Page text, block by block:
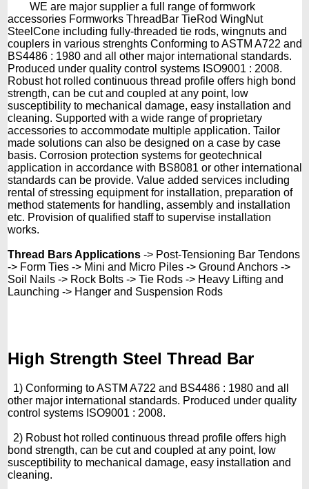
WE are major supplier a full range of formwork
accessories Formworks ThreadBar TieRod WingNut
SteelCone including fully-threaded tie rods, wingnuts and
couplers in various strenghts Conforming to ASTM A722 and
BS4486 : 1980 and all other major international standards.
Produced under quality control systems ISO9001 : 2008.
Robust hot rolled continuous thread profile offers high bond
strength, can be cut and coupled at any point, low
susceptibility to mechanical damage, easy installation and
cleaning. Supported with a wide range of proprietary
accessories to accommodate multiple application. Tailor
made solutions can also be designed on a case by case
basis. Corrosion protection systems for geotechnical
application in accordance with BS8081 or other international
standards can be provide. Value added services including
rental of stressing equipment for installation, preparation of
method statements for handling, assembly and installation
etc. Provision of qualified staff to supervise installation
works.
Thread Bars Applications -> Post-Tensioning Bar Tendons
-> Form Ties -> Mini and Micro Piles -> Ground Anchors ->
Soil Nails -> Rock Bolts -> Tie Rods -> Heavy Lifting and
Launching -> Hanger and Suspension Rods
High Strength Steel Thread Bar
1) Conforming to ASTM A722 and BS4486 : 1980 and all
other major international standards. Produced under quality
control systems ISO9001 : 2008.
2) Robust hot rolled continuous thread profile offers high
bond strength, can be cut and coupled at any point, low
susceptibility to mechanical damage, easy installation and
cleaning.